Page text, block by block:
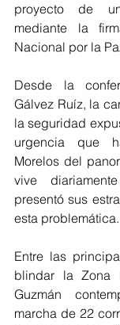
proyecto de
mediante la
Nacional por la
Desde la
Gálvez Ruíz, la
la seguridad
urgencia que
Morelos del
vive
presentó sus
esta problemática.
Entre las
blindar la Zona
Guzmán
marcha de 22